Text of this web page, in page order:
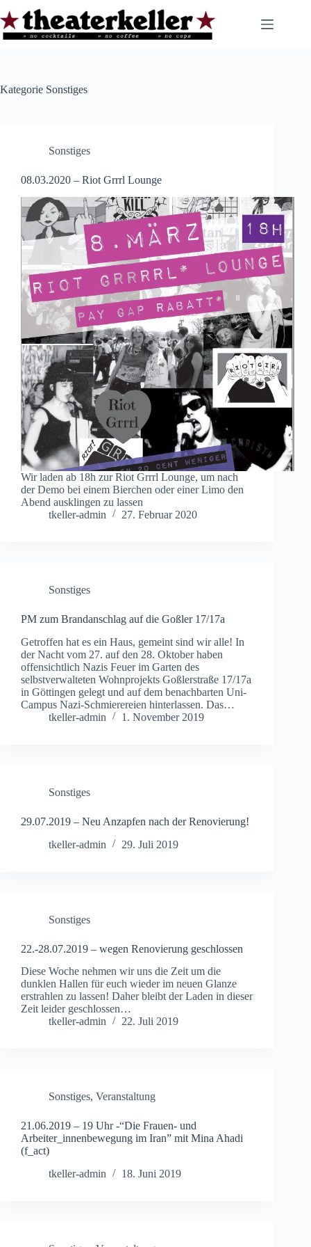
Inhalt
springen
Kategorie Sonstiges
Sonstiges
08.03.2020 – Riot Grrrl Lounge
Wir laden ab 18h zur Riot Grrrl Lounge, um nach
der Demo bei einem Bierchen oder einer Limo den
Abend ausklingen zu lassen
tkeller-admin
27. Februar 2020
Sonstiges
PM zum Brandanschlag auf die Goßler 17/17a
Getroffen hat es ein Haus, gemeint sind wir alle! In
der Nacht vom 27. auf den 28. Oktober haben
offensichtlich Nazis Feuer im Garten des
selbstverwalteten Wohnprojekts Goßlerstraße 17/17a
in Göttingen gelegt und auf dem benachbarten Uni-
Campus Nazi-Schmierereien hinterlassen. Das…
tkeller-admin
1. November 2019
Sonstiges
29.07.2019 – Neu Anzapfen nach der Renovierung!
tkeller-admin
29. Juli 2019
Sonstiges
22.-28.07.2019 – wegen Renovierung geschlossen
Diese Woche nehmen wir uns die Zeit um die
dunklen Hallen für euch wieder im neuen Glanze
erstrahlen zu lassen! Daher bleibt der Laden in dieser
Zeit leider geschlossen…
tkeller-admin
22. Juli 2019
Sonstiges, Veranstaltung
21.06.2019 – 19 Uhr -“Die Frauen- und
Arbeiter_innenbewegung im Iran” mit Mina Ahadi
(f_act)
tkeller-admin
18. Juni 2019